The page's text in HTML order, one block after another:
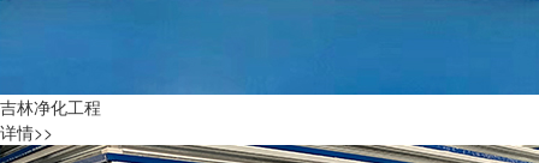
吉林净化工程
详情>>